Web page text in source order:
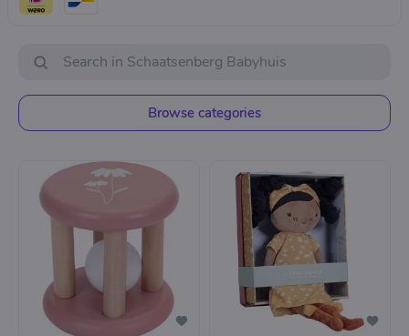
vakkennis en eerlijk advies , dat vinden wij belangrijk !
Holland" te verkopen !Wij zijn een echt familie bedrijf
enthousiasme voor ons vak hopen wij met u te mogen
delen !
Browse categories